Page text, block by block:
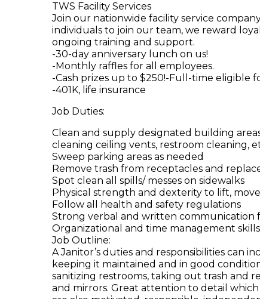
TWS Facility Services
Join our nationwide facility service
individuals to join our team, we reward
ongoing training and support.
-30-day anniversary lunch on us!
-Monthly raffles for all employees.
-Cash prizes up to $250!-Full-time eligible
-401K, life insurance
Job Duties:
Clean and supply designated building
cleaning ceiling vents, restroom cleaning,
Sweep parking areas as needed
Remove trash from receptacles and
Spot clean all spills/ messes on sidewalks
Physical strength and dexterity to lift,
Follow all health and safety regulations
Strong verbal and written communication
Organizational and time management skills
Job Outline:
A Janitor’s duties and responsibilities can
keeping it maintained and in good
sanitizing restrooms, taking out trash and
and mirrors. Great attention to detail